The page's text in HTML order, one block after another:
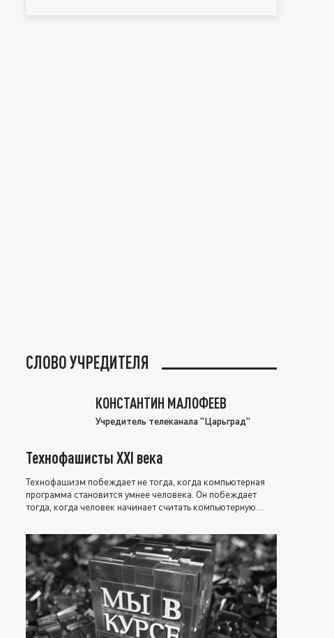
СЛОВО УЧРЕДИТЕЛЯ
КОНСТАНТИН МАЛОФЕЕВ
Учредитель телеканала "Царьград"
Технофашисты XXI века
Технофашизм побеждает не тогда, когда компьютерная
программа становится умнее человека. Он побеждает
тогда, когда человек начинает считать компьютерную